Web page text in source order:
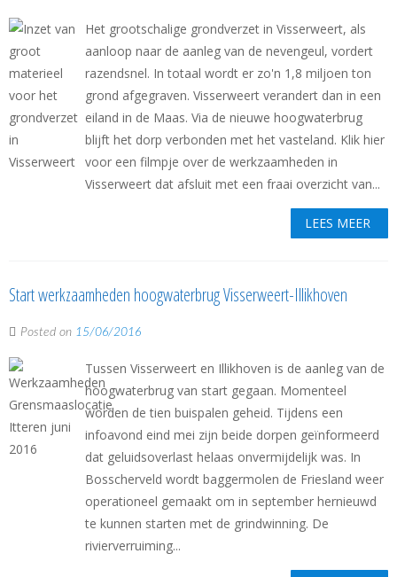
Het grootschalige grondverzet in Visserweert, als
aanloop naar de aanleg van de nevengeul, vordert
razendsnel. In totaal wordt er zo'n 1,8 miljoen ton
grond afgegraven. Visserweert verandert dan in een
eiland in de Maas. Via de nieuwe hoogwaterbrug
blijft het dorp verbonden met het vasteland. Klik hier
voor een filmpje over de werkzaamheden in
Visserweert dat afsluit met een fraai overzicht van...
LEES MEER
Start werkzaamheden hoogwaterbrug Visserweert-Illikhoven
Posted on 15/06/2016
Tussen Visserweert en Illikhoven is de aanleg van de
hoogwaterbrug van start gegaan. Momenteel
worden de tien buispalen geheid. Tijdens een
infoavond eind mei zijn beide dorpen geïnformeerd
dat geluidsoverlast helaas onvermijdelijk was. In
Bosscherveld wordt baggermolen de Friesland weer
operationeel gemaakt om in september hernieuwd
te kunnen starten met de grindwinning. De
rivierverruiming...